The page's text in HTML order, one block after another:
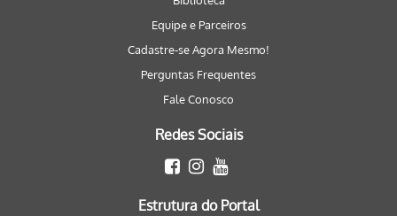
Equipe e Parceiros
Cadastre-se Agora Mesmo!
Perguntas Frequentes
Fale Conosco
Redes Sociais
Estrutura do Portal